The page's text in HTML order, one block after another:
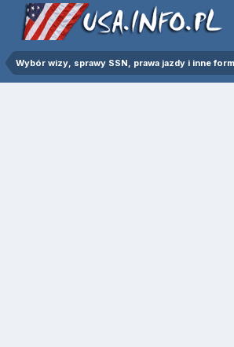
Wybór wizy, sprawy SSN, prawa jazdy i inne